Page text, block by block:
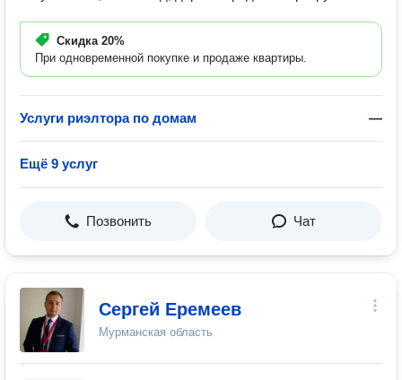
Скидка 20%
При одновременной покупке и продаже квартиры.
Услуги риэлтора по домам —
Ещё 9 услуг
Позвонить Чат
Сергей Еремеев
Мурманская область